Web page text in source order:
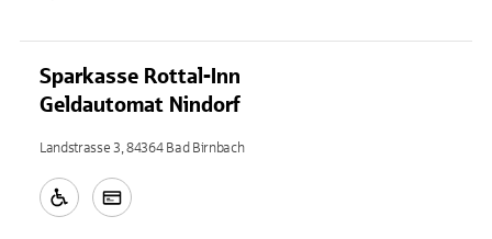
Sparkasse Rottal-Inn
Geldautomat Nindorf
Landstrasse 3, 84364 Bad Birnbach